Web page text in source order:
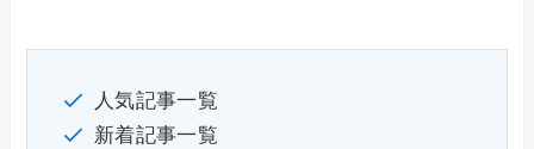
人気記事一覧
新着記事一覧